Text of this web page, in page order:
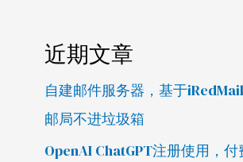
近期文章
自建邮件服务器，基于
邮局不进垃圾箱
OpenAI ChatGPT注册使用，